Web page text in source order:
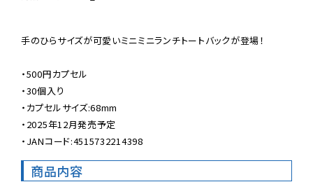
手のひらサイズが可愛いミニミニランチトートバックが登場！
・500円カプセル
・30個入り
・カプセルサイズ:68mm
・2025年12月発売予定
・JANコード:4515732214398
商品内容